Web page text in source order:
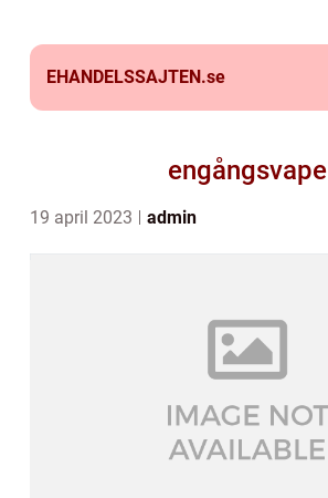
EHANDELSSAJTEN.se
engångsvape
19 april 2023 admin